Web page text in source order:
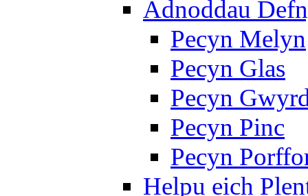
Adnoddau
Pecyn Melyn
Pecyn Glas
Pecyn
Pecyn Pinc
Pecyn
Helpu eich